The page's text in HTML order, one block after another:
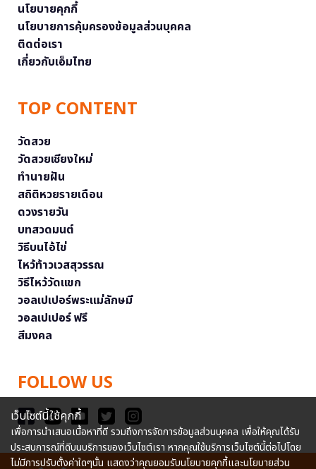
นโยบายคุกกี้
นโยบายการคุ้มครองข้อมูลส่วนบุคคล
ติดต่อเรา
เกี่ยวกับเอ็มไทย
TOP CONTENT
วัดสวย
วัดสวยเชียงใหม่
ทำนายฝัน
สถิติหวยรายเดือน
ดวงรายวัน
บทสวดมนต์
วิธีบนไอ้ไข่
ไหว้ท้าวเวสสุวรรณ
วิธีไหว้วัดแขก
วอลเปเปอร์พระแม่ลักษมี
วอลเปเปอร์ ฟรี
สีมงคล
FOLLOW US
เว็บไซต์นี้ใช้คุกกี้
เพื่อการนำเสนอเนื้อหาที่ดี รวมถึงการจัดการข้อมูลส่วนบุคคล เพื่อให้คุณได้รับ
ประสบการณ์ที่ดีบนบริการของเว็บไซต์เรา หากคุณใช้บริการเว็บไซต์นี้ต่อไปโดย
ไม่มีการปรับตั้งค่าใดๆนั้น แสดงว่าคุณยอมรับนโยบายคุกกี้และนโยบายส่วน